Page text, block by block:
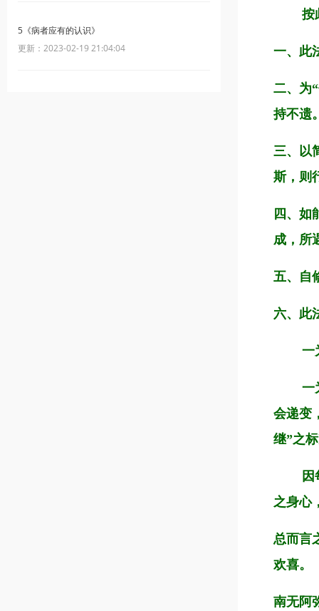
5《病者应有的认识》
更新：2023-02-19 21:04:04
按
一、此
二、为
持不遗
三、以
斯，则
四、如
成，所
五、自
六、此
一为“
一为“
会递变
继”之
因每
之身心
总而言
欢喜。
南无阿